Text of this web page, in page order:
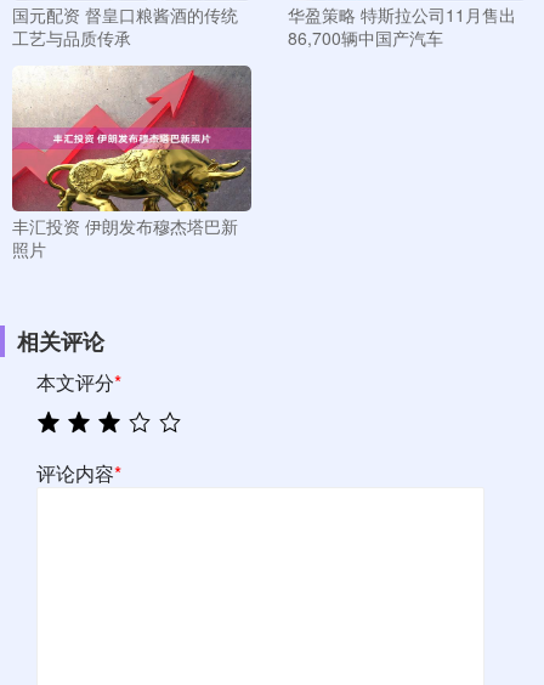
国元配资 督皇口粮酱酒的传统
工艺与品质传承
华盈策略 特斯拉公司11月售出
86,700辆中国产汽车
丰汇投资 伊朗发布穆杰塔巴新
照片
相关评论
本文评分*
评论内容*